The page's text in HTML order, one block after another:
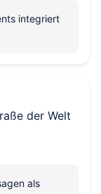
integriert
der Welt
als